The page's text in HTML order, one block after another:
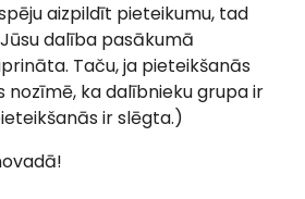
aizpildīt pieteikumu, tad
dalība pasākumā
Taču, ja pieteikšanās
nozīmē, ka dalībnieku grupa ir
ir slēgta.)